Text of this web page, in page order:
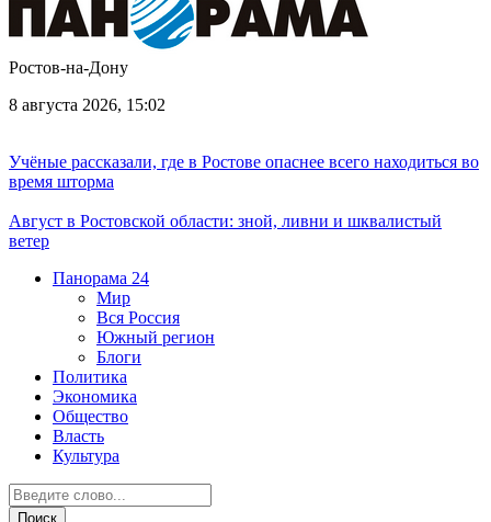
Ростов-на-Дону
8 августа 2026, 15:02
Учёные рассказали, где в Ростове опаснее всего находиться во
время шторма
Август в Ростовской области: зной, ливни и шквалистый
ветер
Панорама 24
Мир
Вся Россия
Южный регион
Блоги
Политика
Экономика
Общество
Власть
Культура